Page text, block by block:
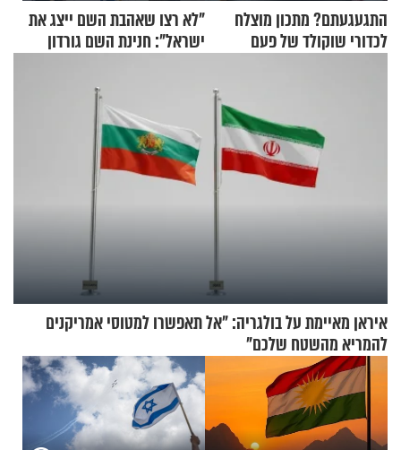
התגעגעתם? מתכון מוצלח
לכדורי שוקולד של פעם
"לא רצו שאהבת השם ייצג את
ישראל": חנינת השם גורדון
איראן מאיימת על בולגריה: "אל תאפשרו למטוסי אמריקנים
להמריא מהשטח שלכם"